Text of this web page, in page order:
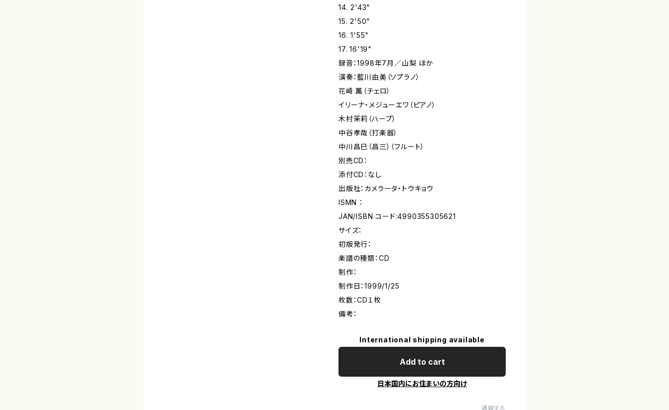
14. 2'43"
15. 2'50"
16. 1'55"
17. 16'19"
録音：1998年7月／山梨 ほか
演奏：藍川由美（ソプラノ）
花崎 薫（チェロ）
イリーナ・メジューエワ（ピアノ）
木村茉莉（ハープ）
中谷孝哉（打楽器）
中川昌巳（昌三）（フルート）
別売CD：
添付CD：なし
出版社：カメラータ・トウキョウ
ISMN ：
JAN/ISBN コード:4990355305621
サイズ：
初版発行：
楽譜の種類：CD
制作：
制作日：1999/1/25
枚数：CD１枚
備考：
International shipping available
Add to cart
日本国内にお住まいの方向け
通報する